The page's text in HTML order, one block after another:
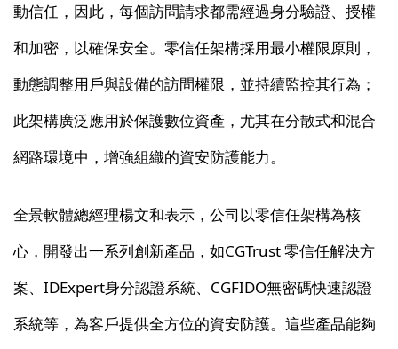
動信任，因此，每個訪問請求都需經過身分驗證、授權
和加密，以確保安全。零信任架構採用最小權限原則，
動態調整用戶與設備的訪問權限，並持續監控其行為；
此架構廣泛應用於保護數位資產，尤其在分散式和混合
網路環境中，增強組織的資安防護能力。
全景軟體總經理楊文和表示，公司以零信任架構為核
心，開發出一系列創新產品，如CGTrust 零信任解決方
案、IDExpert身分認證系統、CGFIDO無密碼快速認證
系統等，為客戶提供全方位的資安防護。這些產品能夠